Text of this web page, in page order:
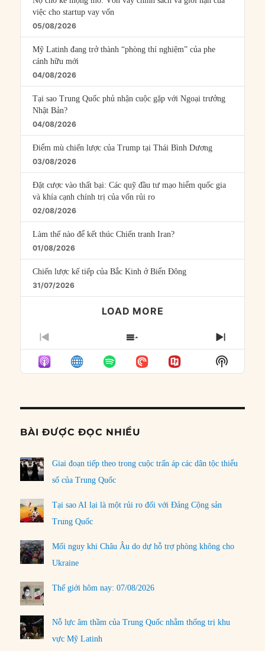
việc cho startup vay vốn
05/08/2026
Mỹ Latinh đang trở thành “phòng thí nghiệm” của phe
cánh hữu mới
04/08/2026
Tại sao Trung Quốc phủ nhận cuộc gặp với Ngoại trưởng
Nhật Bản?
04/08/2026
Điểm mù chiến lược của Trump tại Thái Bình Dương
03/08/2026
Đặt cược vào thất bại: Các quỹ đầu tư mạo hiểm quốc gia
và khía cạnh chính trị của vốn rủi ro
02/08/2026
Làm thế nào để kết thúc Chiến tranh Iran?
01/08/2026
Chiến lược kế tiếp của Bắc Kinh ở Biển Đông
31/07/2026
LOAD MORE
PREVIOUS
EPISODE
SHOW
EPISODES
LIST
NEXT
Show
Podcast
BÀI ĐƯỢC ĐỌC NHIỀU
Giai đoạn tiếp theo trong cuộc trấn áp các dân tộc thiểu
số của Trung Quốc
Tại sao AI lại là một rủi ro đối với Đảng Cộng sản
Trung Quốc
Mối nguy khi Châu Âu do dự hỗ trợ phòng không cho
Ukraine
Thế giới hôm nay: 07/08/2026
Nỗ lực âm thầm của Trung Quốc nhằm thống trị khu
vực Mỹ Latinh